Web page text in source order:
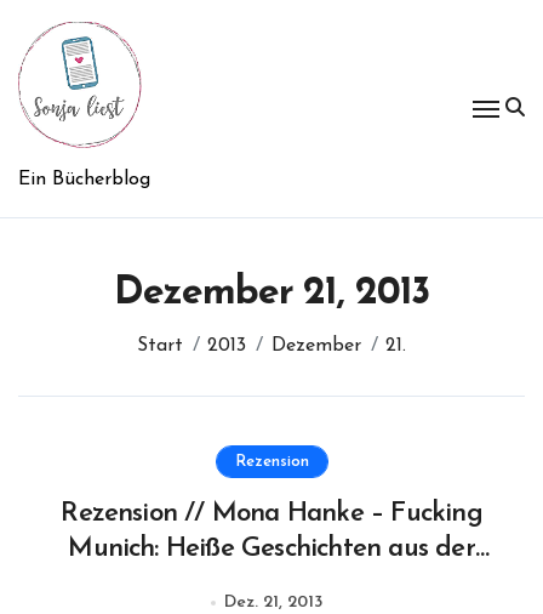
Inhalt
springen
Ein Bücherblog
Dezember 21, 2013
Start 2013 Dezember 21.
Rezension
Rezension // Mona Hanke – Fucking
Munich: Heiße Geschichten aus der
Dez. 21, 2013